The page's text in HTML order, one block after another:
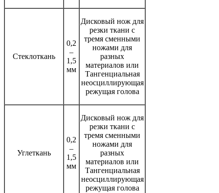
Стеклоткань
0,2
–
1,5
мм
Дисковый нож для
резки ткани с
тремя сменными
ножами для
разных
материалов или
Тангенциальная
неосциллирующая
режущая голова
Углеткань
0,2
–
1,5
мм
Дисковый нож для
резки ткани с
тремя сменными
ножами для
разных
материалов или
Тангенциальная
неосциллирующая
режущая голова